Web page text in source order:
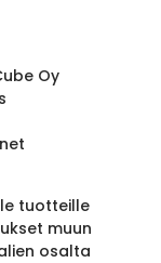
Oy
tuotteille
muun
osalta